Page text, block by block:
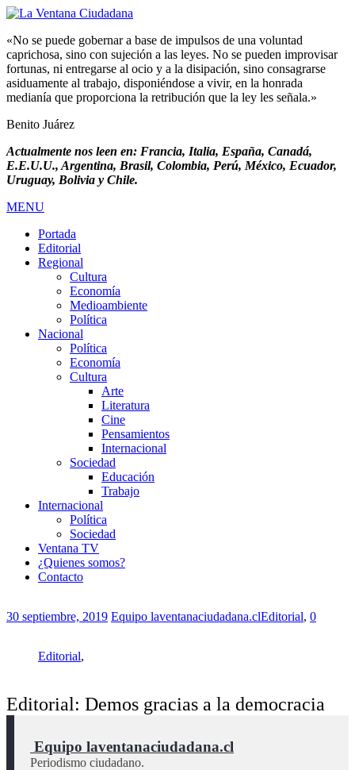
«No se puede gobernar a base de impulsos de una voluntad
caprichosa, sino con sujeción a las leyes. No se pueden improvisar
fortunas, ni entregarse al ocio y a la disipación, sino consagrarse
asiduamente al trabajo, disponiéndose a vivir, en la honrada
medianía que proporciona la retribución que la ley les señala.»
Benito Juárez
Actualmente nos leen en: Francia, Italia, España, Canadá,
E.E.U.U., Argentina, Brasil, Colombia, Perú, México, Ecuador,
Uruguay, Bolivia y Chile.
MENU
Portada
Editorial
Regional
Cultura
Economía
Medioambiente
Política
Nacional
Política
Economía
Cultura
Arte
Literatura
Cine
Pensamientos
Internacional
Sociedad
Educación
Trabajo
Internacional
Política
Sociedad
Ventana TV
¿Quienes somos?
Contacto
30 septiembre, 2019 Equipo laventanaciudadana.clEditorial, 0
Editorial,
Editorial: Demos gracias a la democracia
Equipo laventanaciudadana.cl
Periodismo ciudadano.